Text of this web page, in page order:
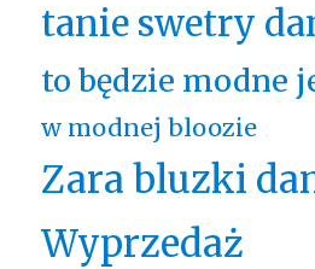
tanie swetry
to będzie modne
w modnej bloozie
Zara bluzki
Wyprzedaż